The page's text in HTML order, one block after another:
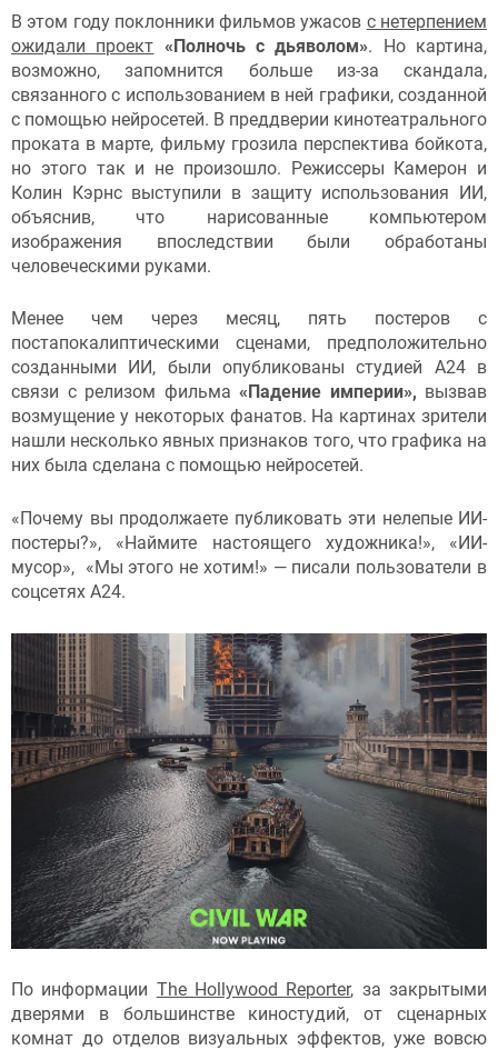
В этом году поклонники фильмов ужасов с нетерпением
ожидали проект «Полночь с дьяволом». Но картина,
возможно, запомнится больше из-за скандала,
связанного с использованием в ней графики, созданной
с помощью нейросетей. В преддверии кинотеатрального
проката в марте, фильму грозила перспектива бойкота,
но этого так и не произошло. Режиссеры Камерон и
Колин Кэрнс выступили в защиту использования ИИ,
объяснив, что нарисованные компьютером
изображения впоследствии были обработаны
человеческими руками.
Менее чем через месяц, пять постеров с
постапокалиптическими сценами, предположительно
созданными ИИ, были опубликованы студией А24 в
связи с релизом фильма «Падение империи», вызвав
возмущение у некоторых фанатов. На картинах зрители
нашли несколько явных признаков того, что графика на
них была сделана с помощью нейросетей.
«Почему вы продолжаете публиковать эти нелепые ИИ-
постеры?», «Наймите настоящего художника!», «ИИ-
мусор», «Мы этого не хотим!» — писали пользователи в
соцсетях А24.
По информации The Hollywood Reporter, за закрытыми
дверями в большинстве киностудий, от сценарных
комнат до отделов визуальных эффектов, уже вовсю